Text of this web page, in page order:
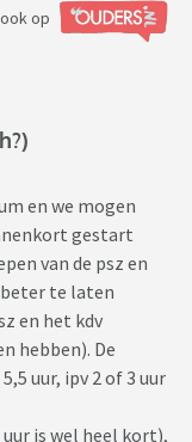
op
en we mogen
gestart
van de psz en
te laten
en het kdv
hebben). De
uur, ipv 2 of 3 uur
is wel heel kort),